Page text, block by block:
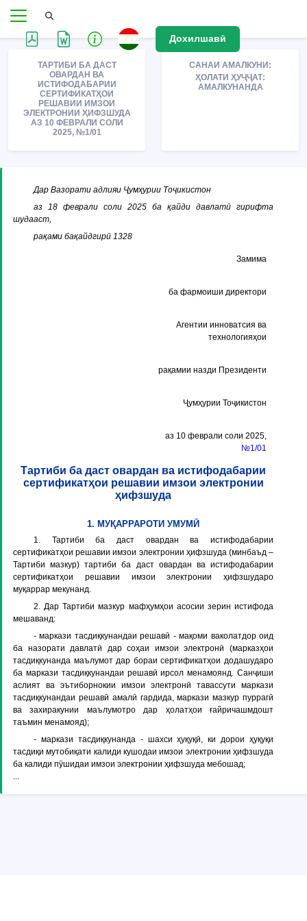
Дохилшавӣ
ТАРТИБИ БА ДАСТ
ОВАРДАН ВА
ИСТИФОДАБАРИИ
СЕРТИФИКАТҲОИ
РЕШАВИИ ИМЗОИ
ЭЛЕКТРОНИИ ҲИФЗШУДА
АЗ 10 ФЕВРАЛИ СОЛИ
2025, №1/01
САНАИ АМАЛКУНИ:
ҲОЛАТИ ҲУҶҶАТ:
АМАЛКУНАНДА
Дар Вазорати адлияи Ҷумҳурии Тоҷикистон
аз 18 феврали соли 2025 ба қайди давлатӣ гирифта
шудааст,
рақами бақайдгирӣ 1328
Замима
ба фармоиши директори
Агентии инноватсия ва
технологияҳои
рақамии назди Президенти
Ҷумҳурии Тоҷикистон
аз 10 феврали соли 2025,
№1/01
Тартиби ба даст овардан ва истифодабарии
сертификатҳои решавии имзои электронии
ҳифзшуда
1. МУҚАРРАРОТИ УМУМӢ
1. Тартиби ба даст овардан ва истифодабарии
сертификатҳои решавии имзои электронии ҳифзшуда (минбаъд –
Тартиби мазкур) тартиби ба даст овардан ва истифодабарии
сертификатҳои решавии имзои электронии ҳифзшударо
муқаррар мекунанд.
2. Дар Тартиби мазкур мафҳумҳои асосии зерин истифода
мешаванд:
-маркази тасдиқкунандаи решавӣ - мақоми ваколатдор оид
ба назорати давлатӣ дар соҳаи имзои электронӣ (марказҳои
тасдиқкунанда маълумот дар бораи сертификатҳои додашударо
ба маркази тасдиқкунандаи решавӣ ирсол менамоянд. Санҷиши
аслият ва эътиборнокии имзои электронӣ тавассути маркази
тасдиқкунандаи решавӣ амалӣ гардида, маркази мазкур пуррагӣ
ва захиракунии маълумотро дар ҳолатҳои ғайричашмдошт
таъмин менамояд);
- маркази тасдиқкунанда- шахси ҳуқуқӣ, ки дорои ҳуқуқи
тасдиқи мутобиқати калиди кушодаи имзои электронии ҳифзшуда
ба калиди пӯшидаи имзои электронии ҳифзшуда мебошад;
...